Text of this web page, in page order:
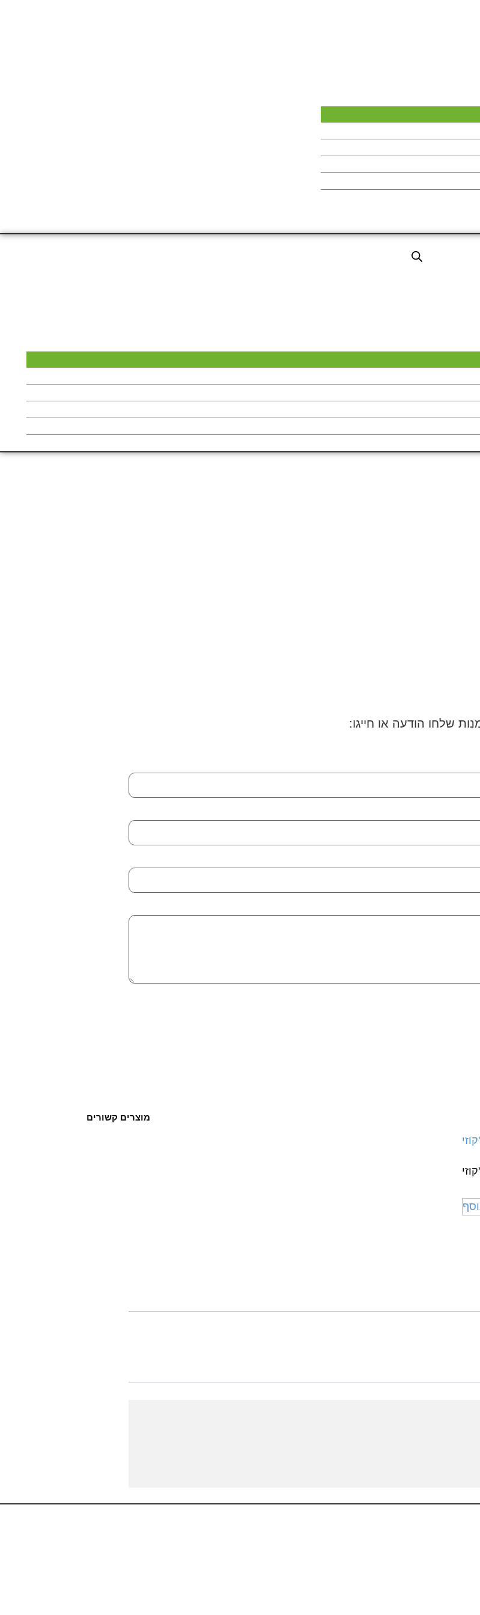
שלחו הודעה או חייגו:
מוצרים קשורים